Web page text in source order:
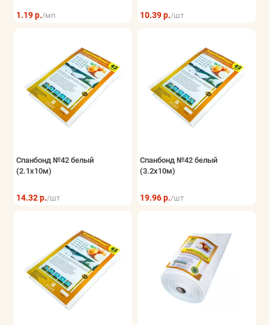
1.19 р./мп 10.39 р./шт
Спанбонд №42 белый
(2.1x10м)
14.32 р./шт
Спанбонд №42 белый
(3.2x10м)
19.96 р./шт